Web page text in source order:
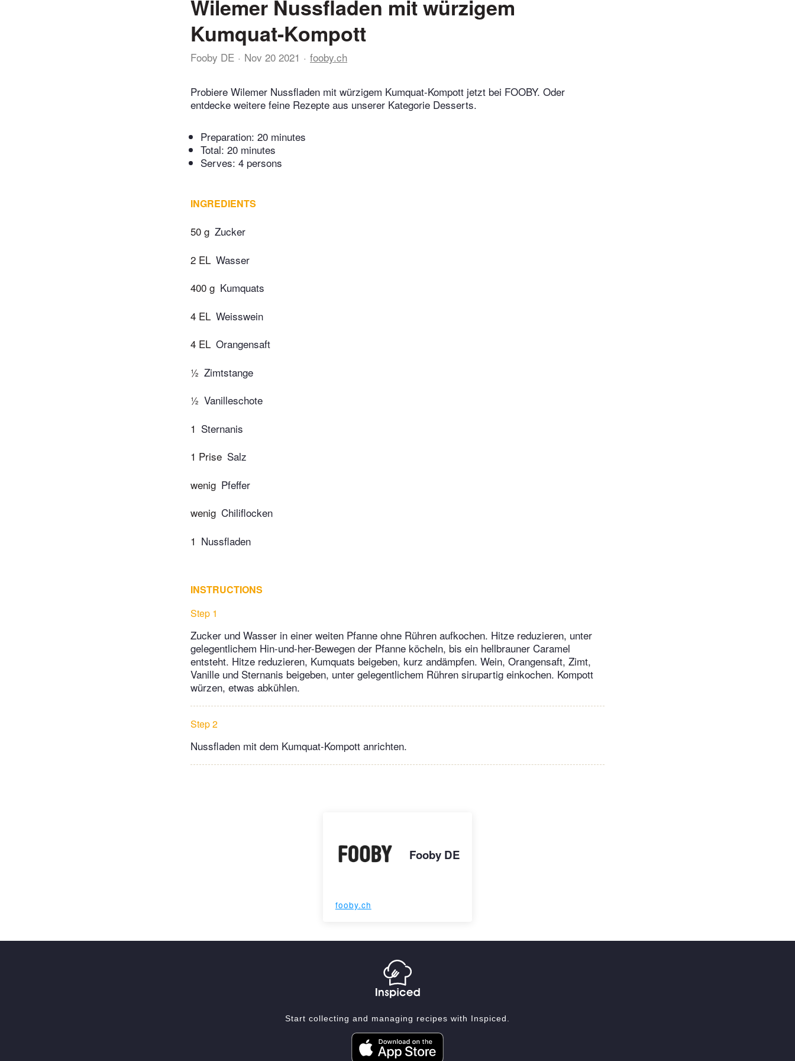
Wilemer Nussfladen mit würzigem
Kumquat-Kompott
Fooby DE Nov 20 2021 fooby.ch
Probiere Wilemer Nussfladen mit würzigem Kumquat-Kompott jetzt bei FOOBY. Oder
entdecke weitere feine Rezepte aus unserer Kategorie Desserts.
Preparation: 20 minutes
Total: 20 minutes
Serves: 4 persons
INGREDIENTS
50 g Zucker
2 EL Wasser
400 g Kumquats
4 EL Weisswein
4 EL Orangensaft
½ Zimtstange
½ Vanilleschote
1 Sternanis
1 Prise Salz
wenig Pfeffer
wenig Chiliflocken
1 Nussfladen
INSTRUCTIONS
Step 1
Zucker und Wasser in einer weiten Pfanne ohne Rühren aufkochen. Hitze reduzieren, unter
gelegentlichem Hin-und-her-Bewegen der Pfanne köcheln, bis ein hellbrauner Caramel
entsteht. Hitze reduzieren, Kumquats beigeben, kurz andämpfen. Wein, Orangensaft, Zimt,
Vanille und Sternanis beigeben, unter gelegentlichem Rühren sirupartig einkochen. Kompott
würzen, etwas abkühlen.
Step 2
Nussfladen mit dem Kumquat-Kompott anrichten.
Fooby DE
fooby.ch
Start collecting and managing recipes with Inspiced.